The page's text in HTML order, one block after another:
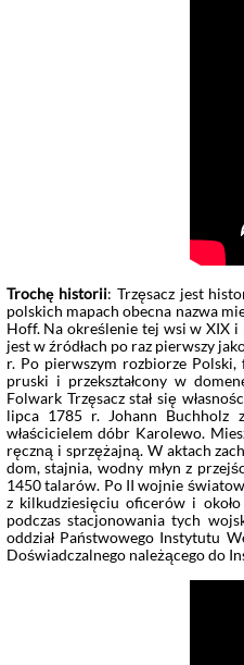
Trochę historii: Trzęsacz jest
polskich mapach obecna nazwa
Hoff. Na określenie tej wsi w XIX
jest w źródłach po raz pierwszy
r. Po pierwszym rozbiorze Polski,
pruski i przekształcony w
Folwark Trzęsacz stał się
lipca 1785 r. Johann Buchholz
właścicielem dóbr Karolewo.
ręczną i sprzężajną. W aktach
dom, stajnia, wodny młyn z
1450 talarów. Po II wojnie
z kilkudziesięciu oficerów i
podczas stacjonowania tych
oddział Państwowego Instytutu
Doświadczalnego należącego do